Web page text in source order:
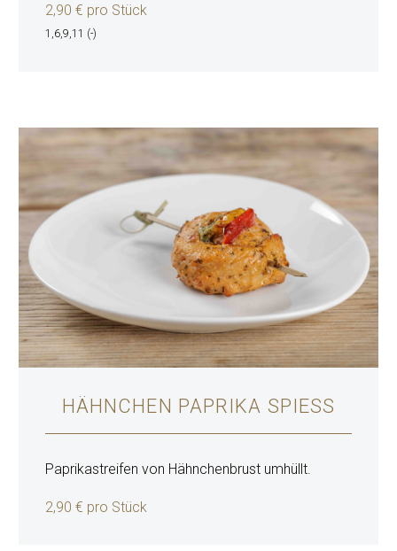
2,90 € pro Stück
1,6,9,11 (-)
HÄHNCHEN PAPRIKA SPIESS
Paprikastreifen von Hähnchenbrust umhüllt.
2,90 € pro Stück